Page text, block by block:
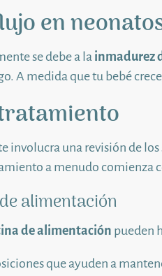
en
se debe a la inmadurez
A medida que tu bebé
involucra una revisión de
a menudo comienza
alimentación
de alimentación pueden
que ayuden a